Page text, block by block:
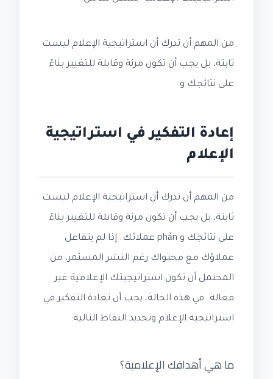
من المهم أن تدرك أن استراتيجية الإعلام ليست
ثابتة، بل يجب أن تكون مرنة وقابلة للتغيير بناءً
على نتائجك و
إعادة التفكير في استراتيجية
الإعلام
من المهم أن تدرك أن استراتيجية الإعلام ليست
ثابتة، بل يجب أن تكون مرنة وقابلة للتغيير بناءً
على نتائجك و phản عملائك. إذا لم يتفاعل
عملاؤك مع محتواك رغم النشر المستمر، من
المحتمل أن تكون استراتيجيتك الإعلامية غير
فعالة. في هذه الحالة، يجب أن تعادة التفكير في
استراتيجية الإعلام وتحديد النقاط التالية:
ما هي أهدافك الإعلامية؟